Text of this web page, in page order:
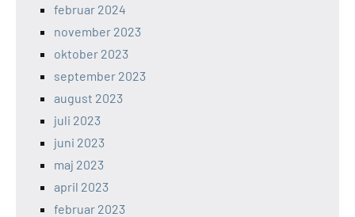
februar 2024
november 2023
oktober 2023
september 2023
august 2023
juli 2023
juni 2023
maj 2023
april 2023
februar 2023